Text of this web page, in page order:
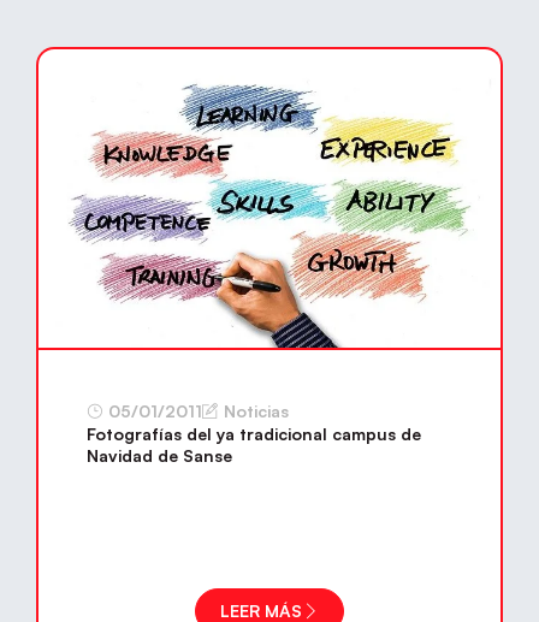
05/01/2011
Noticias
Fotografías del ya tradicional campus de
Navidad de Sanse
LEER MÁS